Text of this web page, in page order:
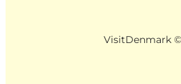
VisitDenmark ©